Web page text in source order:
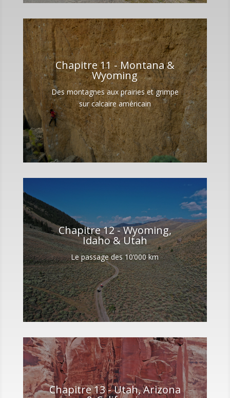
Chapitre 11 - Montana &
Wyoming
Des montagnes aux prairies et grimpe
sur calcaire américain
Chapitre 12 - Wyoming,
Idaho & Utah
Le passage des 10’000 km
Chapitre 13 - Utah, Arizona